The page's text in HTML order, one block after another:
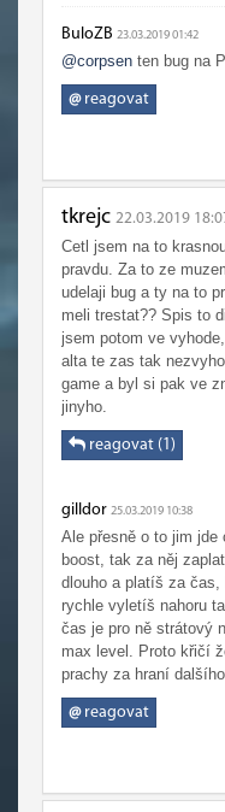
BuloZB 23.03.2019 01:42
@corpsen ten bug na
@reagovat
tkrejc 22.03.2019
Cetl jsem na to
pravdu. Za to ze
udelaji bug a ty na to
meli trestat?? Spis to
jsem potom ve
alta te zas tak
game a byl si pak ve
jinyho.
reagovat (1)
gilldor 25.03.2019 10:38
Ale přesně o to jim
boost, tak za něj
dlouho a platíš za
rychle vyletíš nahoru
čas je pro ně strátový
max level. Proto křičí
prachy za hraní
@reagovat